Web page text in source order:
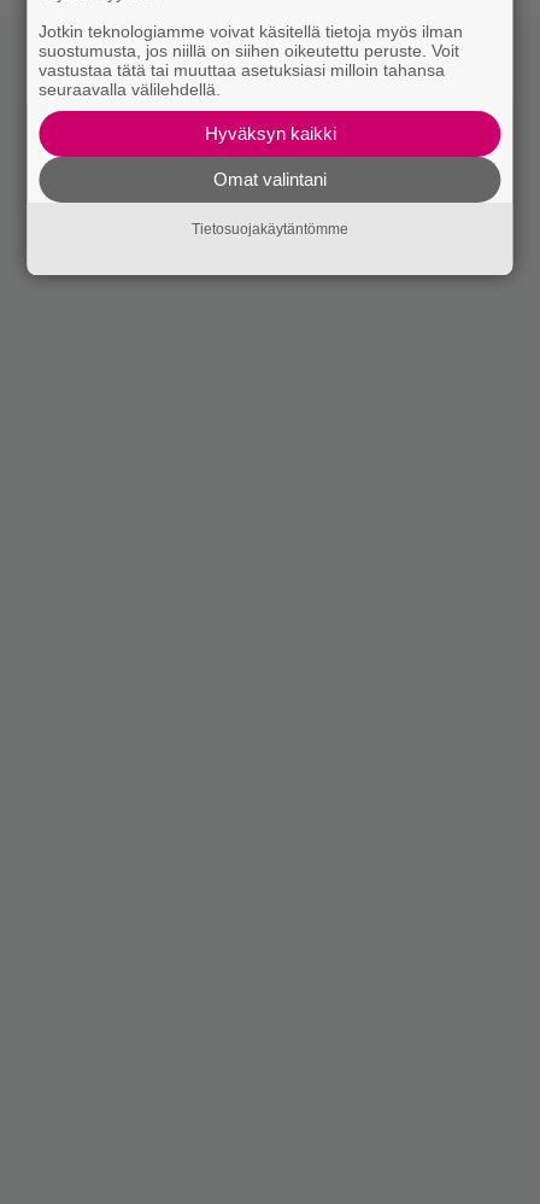
Jotkin teknologiamme voivat käsitellä tietoja myös ilman
suostumusta, jos niillä on siihen oikeutettu peruste. Voit
vastustaa tätä tai muuttaa asetuksiasi milloin tahansa
seuraavalla välilehdellä.
Hyväksyn kaikki
Omat valintani
Tietosuojakäytäntömme